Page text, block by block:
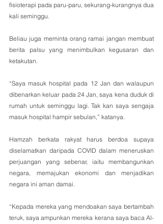
fisioterapi pada paru-paru, sekurang-kurangnya dua
kali seminggu.
Beliau juga meminta orang ramai jangan membuat
berita palsu yang menimbulkan kegusaran dan
ketakutan.
“Saya masuk hospital pada 12 Jan dan walaupun
dibenarkan keluar pada 24 Jan, saya kena duduk di
rumah untuk seminggu lagi. Tak kan saya sengaja
masuk hospital hampir sebulan,” katanya.
Hamzah berkata rakyat harus berdoa supaya
diselamatkan daripada COVID dalam meneruskan
perjuangan yang sebenar, iaitu membangunkan
negara, memajukan ekonomi dan menjadikan
negara ini aman damai.
“Kepada mereka yang mendoakan saya bertambah
teruk, saya ampunkan mereka kerana saya baca Al-